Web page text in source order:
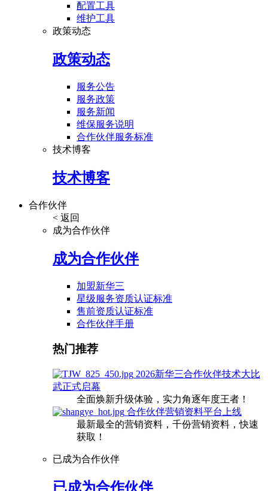
配置工具
维护工具
政策动态
政策动态
服务公告
服务政策
服务新闻
维保服务说明
合作伙伴服务标准
技术博客
技术博客
合作伙伴
< 返回
成为合作伙伴
成为合作伙伴
加盟新华三
星级服务资质认证标准
售前资质认证标准
合作伙伴手册
热门推荐
2026新华三合作伙伴技术大比
武正式启幕
全面焕新升级体验，实力角逐年度王者！
合作伙伴营销资料平台上线
最新最全的营销资料，千份营销资料，快速
获取！
已成为合作伙伴
已成为合作伙伴